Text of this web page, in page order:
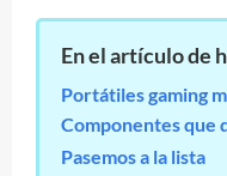
En el artículo de
Portátiles gaming
Componentes que
Pasemos a la lista